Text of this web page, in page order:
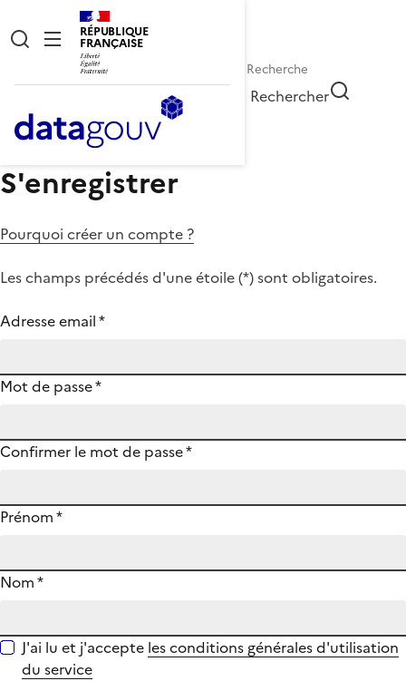
RÉPUBLIQUE
FRANÇAISE
Rechercher
S'enregistrer
Pourquoi créer un compte ?
Les champs précédés d'une étoile (*) sont obligatoires.
Adresse email*
Mot de passe*
Confirmer le mot de passe*
Prénom*
Nom*
J'ai lu et j'accepte les conditions générales d'utilisation
du service